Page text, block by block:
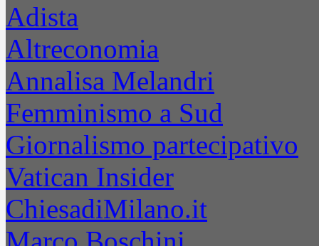
Adista
Altreconomia
Annalisa Melandri
Femminismo a Sud
Giornalismo partecipativo
Vatican Insider
ChiesadiMilano.it